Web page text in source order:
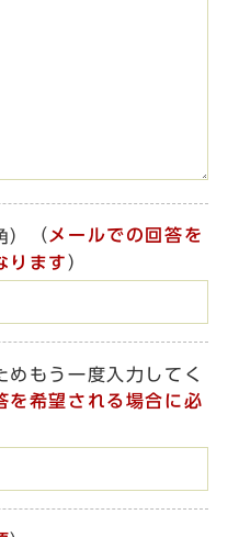
（ メールでの回答を
ります ）
めもう一度入力してく
を希望される場合に必